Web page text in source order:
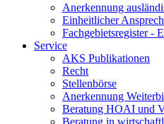
Anerkennung
Einheitlicher
Fachgebietsregister -
Service
AKS Publikationen
Recht
Stellenbörse
Anerkennung
Beratung HOAI und
Beratung in